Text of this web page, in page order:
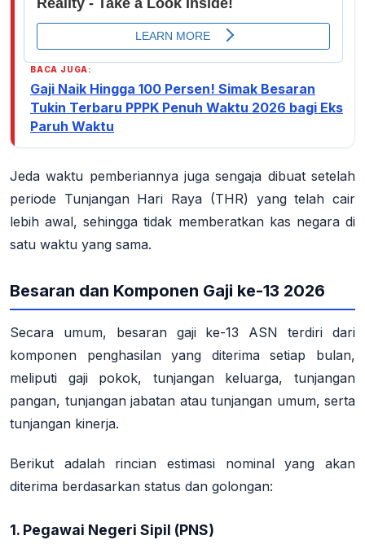
BACA JUGA:
Gaji Naik Hingga 100 Persen! Simak Besaran
Tukin Terbaru PPPK Penuh Waktu 2026 bagi Eks
Paruh Waktu
Jeda waktu pemberiannya juga sengaja dibuat setelah
periode Tunjangan Hari Raya (THR) yang telah cair
lebih awal, sehingga tidak memberatkan kas negara di
satu waktu yang sama.
Besaran dan Komponen Gaji ke-13 2026
Secara umum, besaran gaji ke-13 ASN terdiri dari
komponen penghasilan yang diterima setiap bulan,
meliputi gaji pokok, tunjangan keluarga, tunjangan
pangan, tunjangan jabatan atau tunjangan umum, serta
tunjangan kinerja.
Berikut adalah rincian estimasi nominal yang akan
diterima berdasarkan status dan golongan:
1. Pegawai Negeri Sipil (PNS)